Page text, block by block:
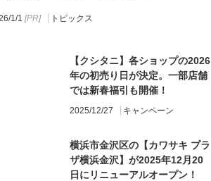
1/1 トピックス
【クシタニ】各ショップの2026
年の初売り日が決定。一部店舗
では新春福引も開催！
2025/12/27 キャンペーン
横浜市金沢区の【カワサキ プラ
ザ横浜金沢】が2025年12月20
日にリニューアルオープン！